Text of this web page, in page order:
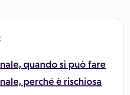
quando si può fare
perché è rischiosa